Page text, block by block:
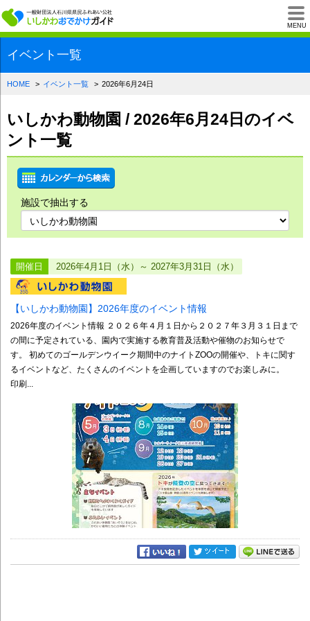
MENU
一般財団法人石川
イベント一覧
HOME イベント一覧 2026年6月24日
いしかわ動物園 / 2026年6月24日のイベ
ント一覧
施設で抽出する
開催日 2026年4月1日（水）～ 2027年3月31日（水）
【いしかわ動物園】2026年度のイベント情報
2026年度のイベント情報 ２０２６年４月１日から２０２７年３月３１日まで
の間に予定されている、園内で実施する教育普及活動や催物のお知らせで
す。 初めてのゴールデンウイーク期間中のナイトZOOの開催や、トキに関す
るイベントなど、たくさんのイベントを企画していますのでお楽しみに。
印刷...